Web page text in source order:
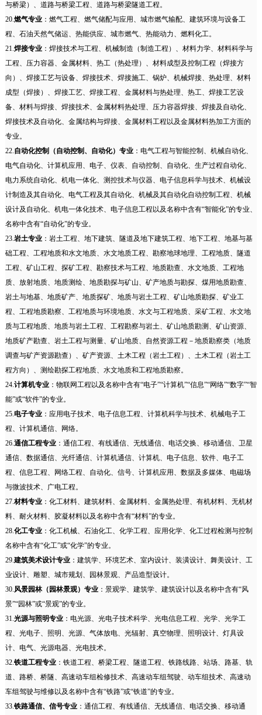
与桥梁）、道路与桥梁工程、道路与桥梁隧道工程。
20.燃气专业：燃气工程、燃气储配与应用、城市燃气输配、建筑环境与设备工
程、石油天然气储运、热能供应、城市燃气、热能动力、燃料化工。
21.焊接专业：焊接技术与工程、机械制造（制造工程）、材料力学、材料科学与
工程、压力容器、金属材料、热工（热处理）、材料成型及控制工程（焊接方
向）、焊接工艺与设备、焊接技术、焊接施工、锅炉、机械焊接、热处理、材料
成型（焊接）、焊接工艺、焊接工程、金属材料与热处理、热工、焊接工艺设
备、材料与焊接、焊接技术、金属材料热处理、压力容器焊接、焊接及自动化、
焊接技术及自动化、金属结构与焊接、金属材料工程以及金属材料热加工方面的
专业。
22.自动化控制（自动控制、自动化）专业：电气工程与智能控制、机械自动化、
电气自动化、计算机应用、电子、仪表、自动控制、自动化、生产过程自动化、
电力系统自动化、机电一体化、测控技术与仪器、电子信息科学与技术、机械设
计制造及其自动化、电气工程及其自动化、机械及其自动化自动控制工程、机械
设计及自动化、机电一体化技术、电子信息工程以及名称中含有“智能化”的专业、
名称中含有“自动化”的专业。
23.岩土专业：岩土工程、地下建筑、隧道及地下建筑工程、地下工程、地基与基
础工程、工程地质和水文地质、水文地质工程、勘察地球地理、工程地质、隧道
工程、矿山工程、探矿工程、勘察技术与工程、地质勘查、水文地质、工程地
质、放射地质、地质测绘、地质勘探与矿山、矿产地质与勘探、煤用地质勘查、
岩土与地基、地质矿产、地质探矿、地质与岩土工程、矿山地质勘探、矿业工
程、工程地质勘察、工程地质与环境地质、水文与工程地质、采矿工程、水文地
质与工程地质、地质与岩土工程、工程勘察与岩土、矿山地质勘测、矿山资源、
地质矿产勘查、岩土工程与测量、矿山地质、自然资源工程－地质勘察类（地质
调查与矿产资源勘查）、矿产资源、土木工程（岩土工程）、土木工程（岩土工
程方向）、测绘勘探工程地质、水文地质和工程地质勘察。
24.计算机专业：物联网工程以及名称中含有“电子”“计算机”“信息”“网络”“数字”“智
能”或“软件”的专业。
25.电子专业：应用电子技术、电子信息工程、计算机科学与技术、机械电子工
程、计算机通信、网络。
26.通信工程专业：通信工程、有线通信、无线通信、电话交换、移动通信、卫星
通信、数据通信、光纤通信、计算机通信、计算机、电子信息、软件、电子工
程、信息工程、网络工程、自动化、信号、计算机应用、数据及多媒体、电磁场
与微波技术、广电工程。
27.材料专业：化工材料、建筑材料、金属材料、金属热处理、有机材料、无机材
料、耐火材料、胶凝材料以及名称中含有“材料”的专业。
28.化工专业：化工机械、石油化工、化学工程、应用化学、化工过程检测与控制
名称中含有“化工”或“化学”的专业。
29.建筑美术设计专业：建筑学、环境艺术、室内设计、装潢设计、舞美设计、工
业设计、雕塑、城市规划、园林景观、产品造型设计。
30.风景园林（园林景观）专业：景观学、建筑学、建筑设计以及名称中含有“风
景”“园林”或“景观”的专业。
31.光源与照明专业：电光源、光电子技术科学、光电信息工程、光学、光学工
程、光电子、照明、光源、气体放电、光辐射、真空物理、照明设计、灯具设
计、电气、光源电器、光电技术。
32.铁道工程专业：铁道工程、桥梁工程、隧道工程、铁路线路、站场、路基、轨
道、路桥、桥隧、高速动车组检修技术、高速动车组驾驶、动车组技术、高速动
车组驾驶与维修以及名称中含有“铁路”或“铁道”的专业。
33.铁路通信、信号专业：通信工程、有线通信、无线通信、电话交换、移动通